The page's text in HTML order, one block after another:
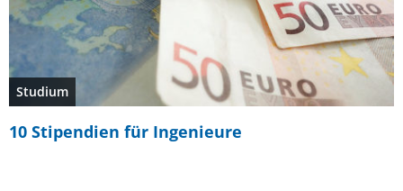
Studium
10 Stipendien für Ingenieure